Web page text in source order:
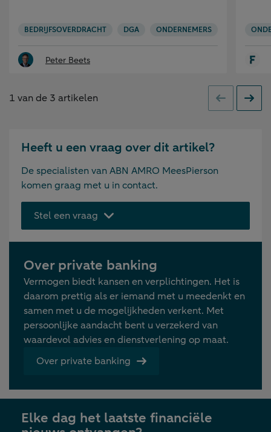
BEDRIJFSOVERDRACHT DGA ONDERNEMERS
Peter Beets
1 van de 3 artikelen Vorige
Heeft u een vraag over dit artikel?
De specialisten van ABN AMRO MeesPierson
komen graag met u in contact.
Stel een vraag
Over private banking
Vermogen biedt kansen en verplichtingen. Het is
daarom prettig als er iemand met u meedenkt en
samen met u de mogelijkheden verkent. Met
persoonlijke aandacht bent u verzekerd van
waardevol advies en dienstverlening op maat.
Over private banking
Elke dag het laatste financiële